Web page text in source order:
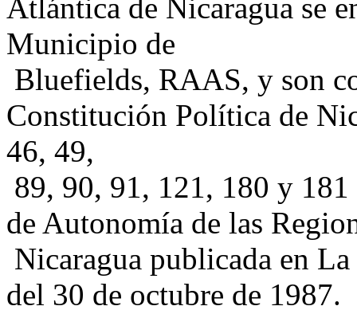
Atlántica de Nicaragua se
Municipio de
Bluefields, RAAS, y son
Constitución Política de
46, 49,
89, 90, 91, 121, 180 y
de Autonomía de las
Nicaragua publicada en
del 30 de octubre de 1987.